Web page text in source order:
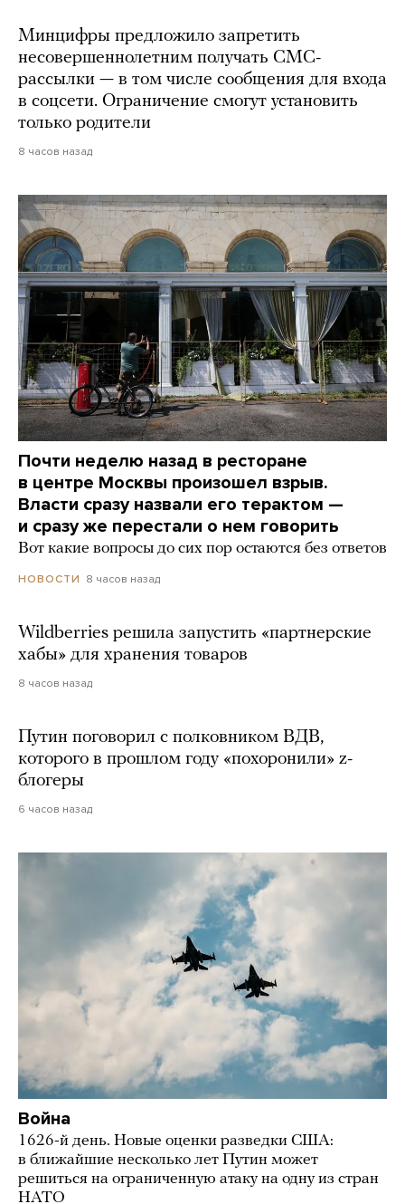
Минцифры предложило запретить
несовершеннолетним получать СМС-
рассылки — в том числе сообщения для входа
в соцсети. Ограничение смогут установить
только родители
8 часов назад
Почти неделю назад в ресторане
в центре Москвы произошел взрыв.
Власти сразу назвали его терактом —
и сразу же перестали о нем говорить
Вот какие вопросы до сих пор остаются без ответов
НОВОСТИ 8 часов назад
Wildberries решила запустить «партнерские
хабы» для хранения товаров
8 часов назад
Путин поговорил с полковником ВДВ,
которого в прошлом году «похоронили» z-
блогеры
6 часов назад
Война
1626-й день. Новые оценки разведки США:
в ближайшие несколько лет Путин может
решиться на ограниченную атаку на одну из стран
НАТО